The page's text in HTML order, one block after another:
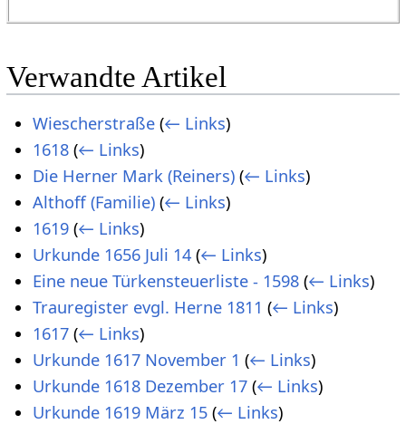
Verwandte Artikel
Wiescherstraße (← Links)
1618 (← Links)
Die Herner Mark (Reiners) (← Links)
Althoff (Familie) (← Links)
1619 (← Links)
Urkunde 1656 Juli 14 (← Links)
Eine neue Türkensteuerliste - 1598 (← Links)
Trauregister evgl. Herne 1811 (← Links)
1617 (← Links)
Urkunde 1617 November 1 (← Links)
Urkunde 1618 Dezember 17 (← Links)
Urkunde 1619 März 15 (← Links)